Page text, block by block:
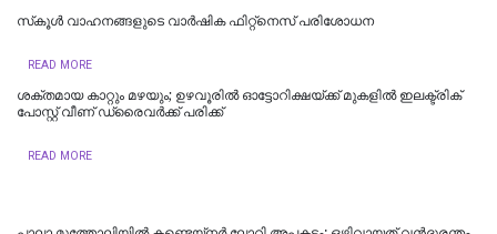
സ്‌കൂൾ വാഹനങ്ങളുടെ വാർഷിക ഫിറ്റ്‌നെസ് പരിശോധന
READ MORE
ശക്തമായ കാറ്റും മഴയും; ഉഴവൂരിൽ ഓട്ടോറിക്ഷയ്ക്ക് മുകളിൽ ഇലക്ട്രിക്
പോസ്റ്റ് വീണ് ഡ്രൈവർക്ക് പരിക്ക്
READ MORE